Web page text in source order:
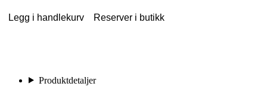
Legg i handlekurv Reserver i butikk
Produktdetaljer